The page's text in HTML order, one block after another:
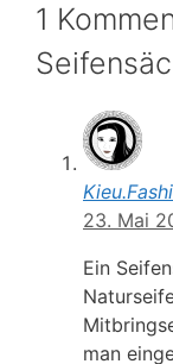
1
23. Mai
Ein
man